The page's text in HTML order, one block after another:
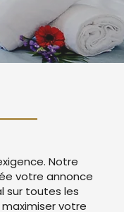
Notre
votre annonce
sur toutes les
votre